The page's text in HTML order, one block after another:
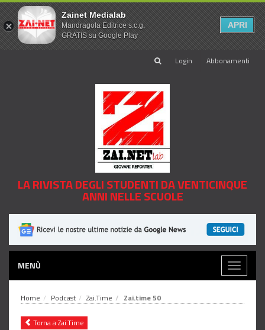
Login Abbonamenti
LA RIVISTA DEGLI STUDENTI DA VENTICINQUE
ANNI NELLE SCUOLE
MENÙ
Toggle
Home Podcast Zai.Time Zai.time 50
Torna a Zai.Time
Zainet Medialab
Mandragola Editrice s.c.g.
GRATIS su Google Play
APRI